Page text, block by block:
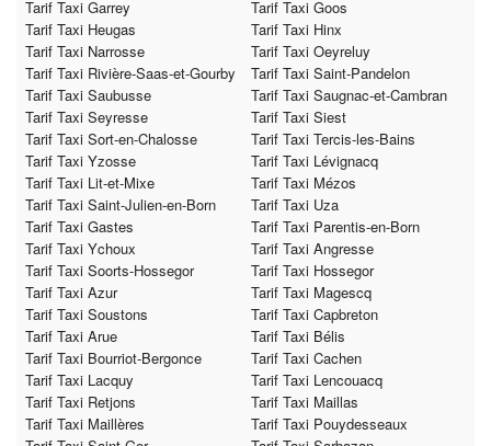
Tarif Taxi Garrey
Tarif Taxi Goos
Tarif Taxi Heugas
Tarif Taxi Hinx
Tarif Taxi Narrosse
Tarif Taxi Oeyreluy
Tarif Taxi Rivière-Saas-et-Gourby
Tarif Taxi Saint-Pandelon
Tarif Taxi Saubusse
Tarif Taxi Saugnac-et-Cambran
Tarif Taxi Seyresse
Tarif Taxi Siest
Tarif Taxi Sort-en-Chalosse
Tarif Taxi Tercis-les-Bains
Tarif Taxi Yzosse
Tarif Taxi Lévignacq
Tarif Taxi Lit-et-Mixe
Tarif Taxi Mézos
Tarif Taxi Saint-Julien-en-Born
Tarif Taxi Uza
Tarif Taxi Gastes
Tarif Taxi Parentis-en-Born
Tarif Taxi Ychoux
Tarif Taxi Angresse
Tarif Taxi Soorts-Hossegor
Tarif Taxi Hossegor
Tarif Taxi Azur
Tarif Taxi Magescq
Tarif Taxi Soustons
Tarif Taxi Capbreton
Tarif Taxi Arue
Tarif Taxi Bélis
Tarif Taxi Bourriot-Bergonce
Tarif Taxi Cachen
Tarif Taxi Lacquy
Tarif Taxi Lencouacq
Tarif Taxi Retjons
Tarif Taxi Maillas
Tarif Taxi Maillères
Tarif Taxi Pouydesseaux